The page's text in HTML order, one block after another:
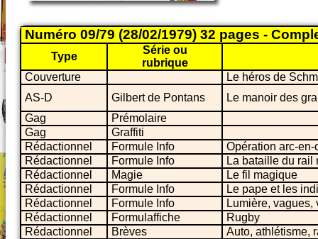
Numéro 09/79 (28/02/1979) 32 pages -
Type
Série ou
rubrique
Couverture
Le héros de
AS-D
Gilbert de Pontans
Le manoir des
Gag
Prémolaire
Gag
Graffiti
Rédactionnel
Formule Info
Opération arc-
Rédactionnel
Formule Info
La bataille du rail
Rédactionnel
Magie
Le fil magique
Rédactionnel
Formule Info
Le pape et les
Rédactionnel
Formule Info
Lumière, vagues,
Rédactionnel
Formulaffiche
Rugby
Rédactionnel
Brèves
Auto, athlétisme,